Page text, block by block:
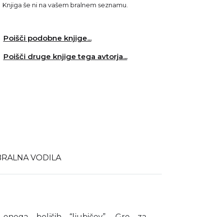
Knjiga še ni na vašem bralnem seznamu.
Poišči podobne knjige...
Poišči druge knjige tega avtorja...
VODILA